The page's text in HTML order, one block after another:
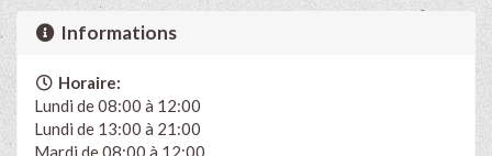
Informations
Horaire:
Lundi de 08:00 à 12:00
Lundi de 13:00 à 21:00
Mardi de 08:00 à 12:00